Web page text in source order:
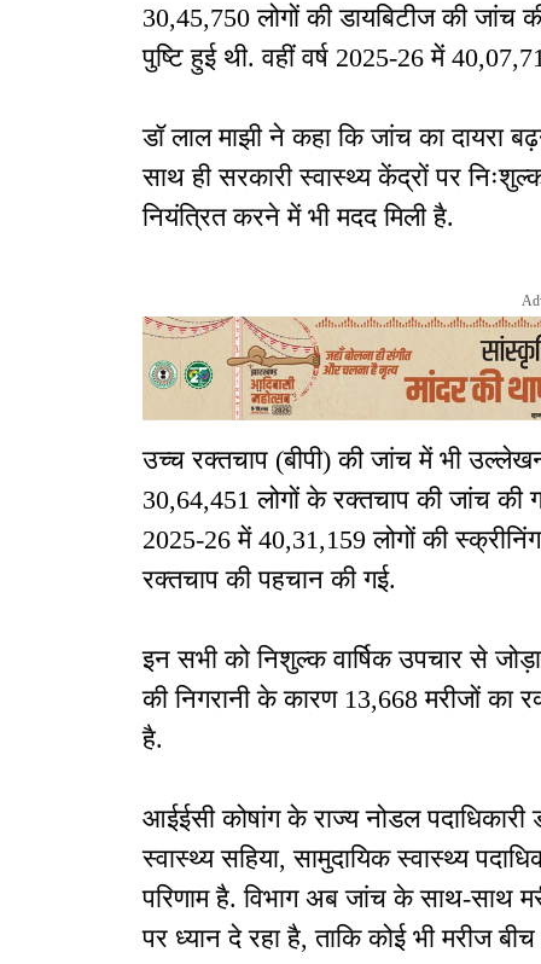
30,45,750 लोगों की डायबिटीज की जांच
पुष्टि हुई थी. वहीं वर्ष 2025-26 में
डॉ लाल माझी ने कहा कि जांच का दायरा
साथ ही सरकारी स्वास्थ्य केंद्रों पर
नियंत्रित करने में भी मदद मिली है.
उच्च रक्तचाप (बीपी) की जांच में भी
30,64,451 लोगों के रक्तचाप की जांच की
2025-26 में 40,31,159 लोगों की
रक्तचाप की पहचान की गई.
इन सभी को निशुल्क वार्षिक उपचार से
की निगरानी के कारण 13,668 मरीजों का
है.
आईईसी कोषांग के राज्य नोडल
स्वास्थ्य सहिया, सामुदायिक स्वास्थ्य
परिणाम है. विभाग अब जांच के साथ-साथ
पर ध्यान दे रहा है, ताकि कोई भी मरीज